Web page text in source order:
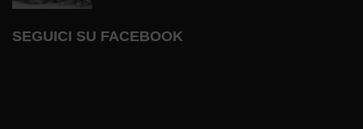
SEGUICI SU FACEBOOK